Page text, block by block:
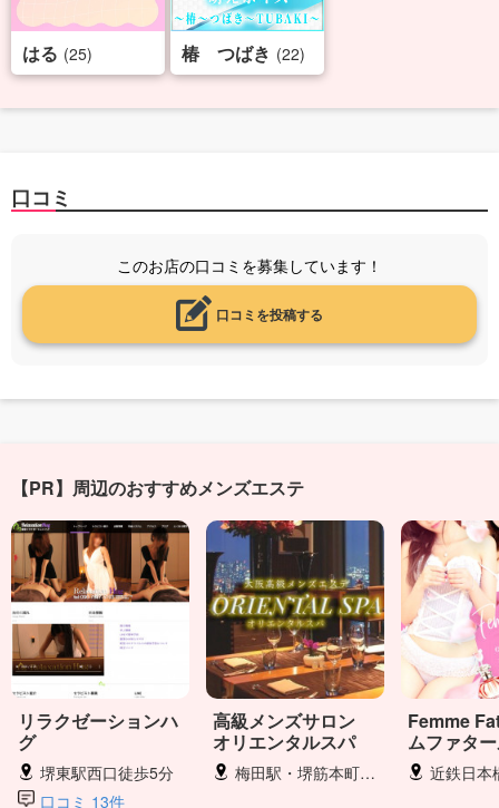
はる (25) 椿 つばき (22)
口コミ
このお店の口コミを募集しています！
口コミを投稿する
【PR】周辺のおすすめメンズエステ
リラクゼーションハ
グ
堺東駅西口徒歩5分
口コミ 13件
高級メンズサロン
オリエンタルスパ
梅田駅・堺筋本町駅・心斎橋駅・長堀橋駅・西大橋駅・日本橋駅
Femme
ムファタ
近鉄日本橋駅